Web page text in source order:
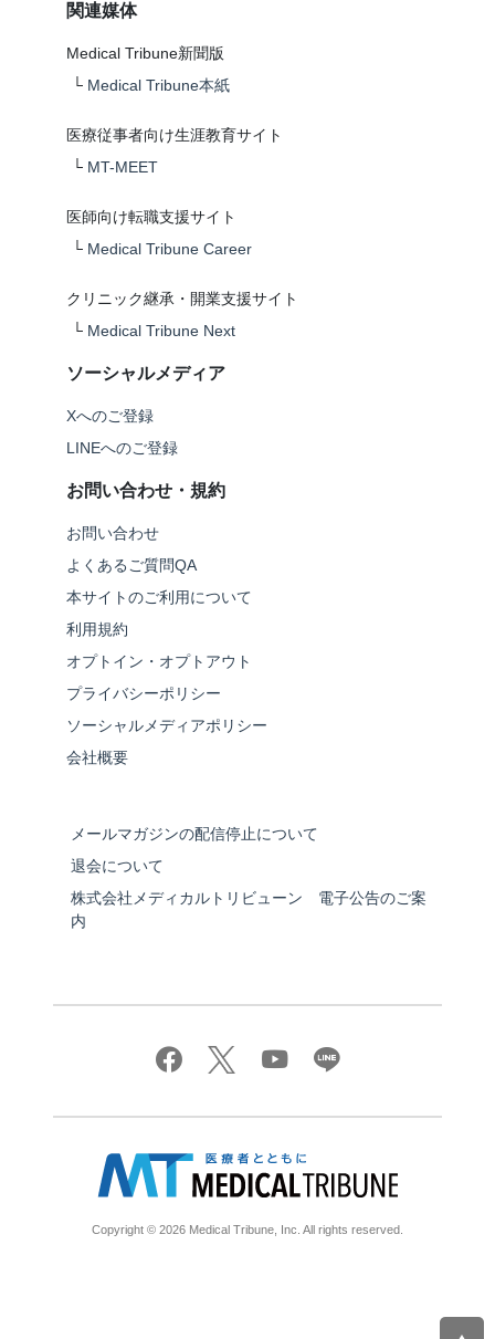
関連媒体
Medical Tribune新聞版
└ Medical Tribune本紙
医療従事者向け生涯教育サイト
└ MT-MEET
医師向け転職支援サイト
└ Medical Tribune Career
クリニック継承・開業支援サイト
└ Medical Tribune Next
ソーシャルメディア
Xへのご登録
LINEへのご登録
お問い合わせ・規約
お問い合わせ
よくあるご質問QA
本サイトのご利用について
利用規約
オプトイン・オプトアウト
プライバシーポリシー
ソーシャルメディアポリシー
会社概要
メールマガジンの配信停止について
退会について
株式会社メディカルトリビューン 電子公告のご案
内
Copyright © 2026 Medical Tribune, Inc. All rights reserved.